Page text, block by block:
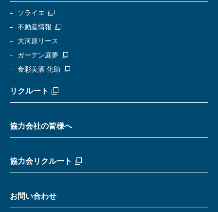
ソライエ
不動産情報
大河原リース
ガーデン庭夢
食彩美酒 侘助
リクルート
協力会社の皆様へ
協力会リクルート
お問い合わせ